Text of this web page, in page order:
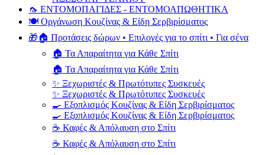
🦟 ΕΝΤΟΜΟΠΑΓΙΔΕΣ - ΕΝΤΟΜΟΑΠΩΘΗΤΙΚΑ
🍽️ Οργάνωση Κουζίνας & Είδη Σερβιρίσματος
🎁🏠 Προτάσεις δώρων • Επιλογές για το σπίτι • Για σένα
🏠 Τα Απαραίτητα για Κάθε Σπίτι
🏠 Τα Απαραίτητα για Κάθε Σπίτι
✨ Ξεχωριστές & Πρωτότυπες Συσκευές
✨ Ξεχωριστές & Πρωτότυπες Συσκευές
🍳 Εξοπλισμός Κουζίνας & Είδη Σερβιρίσματος
🍳 Εξοπλισμός Κουζίνας & Είδη Σερβιρίσματος
☕ Καφές & Απόλαυση στο Σπίτι
☕ Καφές & Απόλαυση στο Σπίτι